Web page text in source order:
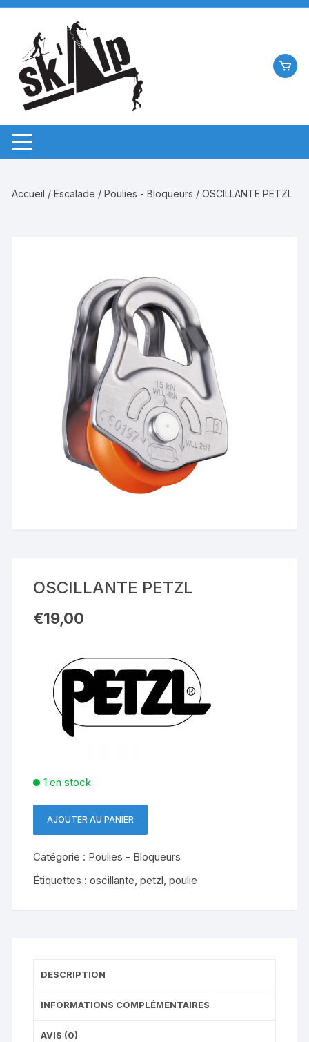
Aller
contenu
Accueil /Escalade /Poulies - Bloqueurs / OSCILLANTE PETZL
OSCILLANTE PETZL
€19,00
1 en stock
quantité
OSCILLANTE
PETZL
AJOUTER AU PANIER
Catégorie : Poulies - Bloqueurs
Étiquettes :oscillante,petzl,poulie
DESCRIPTION
INFORMATIONS COMPLÉMENTAIRES
AVIS (0)